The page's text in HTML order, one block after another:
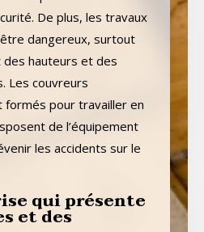
De plus, les travaux
dangereux, surtout
des hauteurs et des
Les couvreurs
formés pour travailler en
de l’équipement
les accidents sur le
qui présente
et des